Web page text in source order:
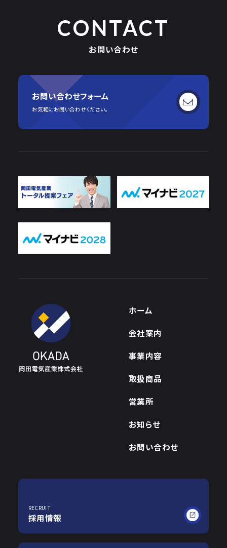
CONTACT
お問い合わせ
お問い合わせフォーム
お気軽にお問い合わせください。
ホーム
会社案内
事業内容
取扱商品
営業所
お知らせ
お問い合わせ
RECRUIT
採用情報